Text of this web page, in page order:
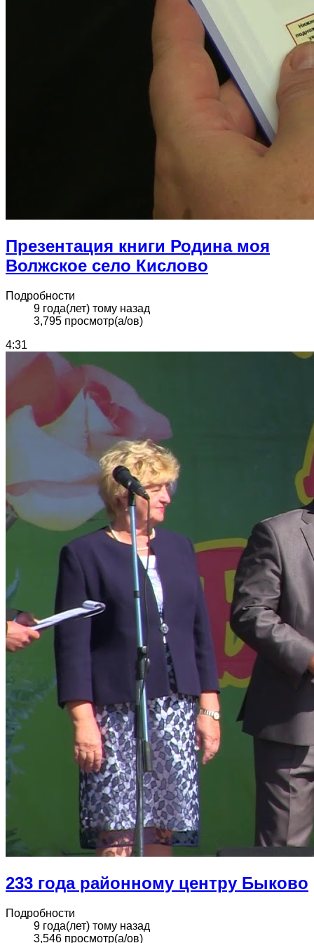
Презентация книги Родина моя
Волжское село Кислово
Подробности
9 года(лет) тому назад
3,795 просмотр(а/ов)
4:31
233 года районному центру Быково
Подробности
9 года(лет) тому назад
3,546 просмотр(а/ов)